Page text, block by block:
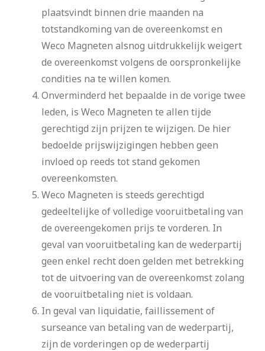
plaatsvindt binnen drie maanden na
totstandkoming van de overeenkomst en
Weco Magneten alsnog uitdrukkelijk weigert
de overeenkomst volgens de oorspronkelijke
condities na te willen komen.
Onverminderd het bepaalde in de vorige twee
leden, is Weco Magneten te allen tijde
gerechtigd zijn prijzen te wijzigen. De hier
bedoelde prijswijzigingen hebben geen
invloed op reeds tot stand gekomen
overeenkomsten.
Weco Magneten is steeds gerechtigd
gedeeltelijke of volledige vooruitbetaling van
de overeengekomen prijs te vorderen. In
geval van vooruitbetaling kan de wederpartij
geen enkel recht doen gelden met betrekking
tot de uitvoering van de overeenkomst zolang
de vooruitbetaling niet is voldaan.
In geval van liquidatie, faillissement of
surseance van betaling van de wederpartij,
zijn de vorderingen op de wederpartij